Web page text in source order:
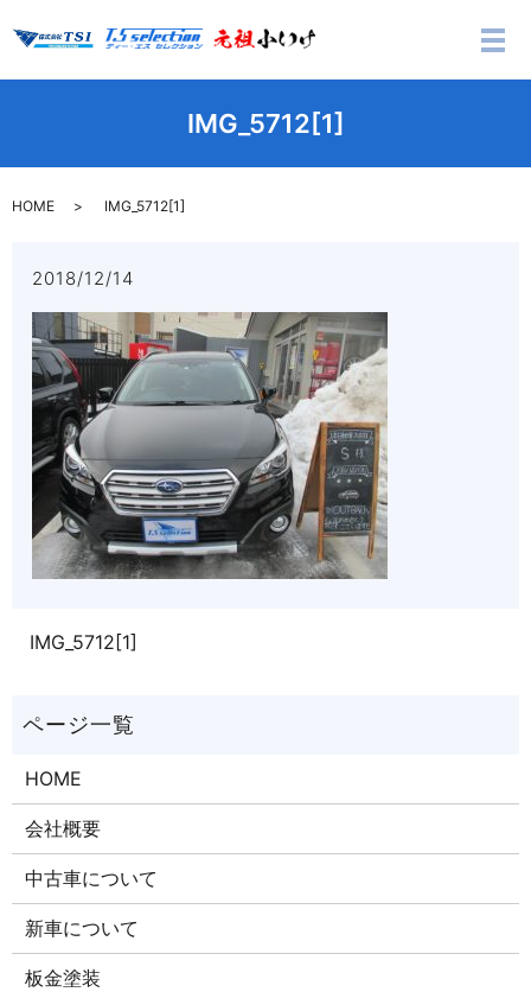
メ
IMG_5712[1]
HOME IMG_5712[1]
2018/12/14
IMG_5712[1]
HOME
会社概要
中古車について
新車について
板金塗装